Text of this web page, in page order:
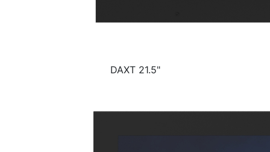
DAXT 21.5"